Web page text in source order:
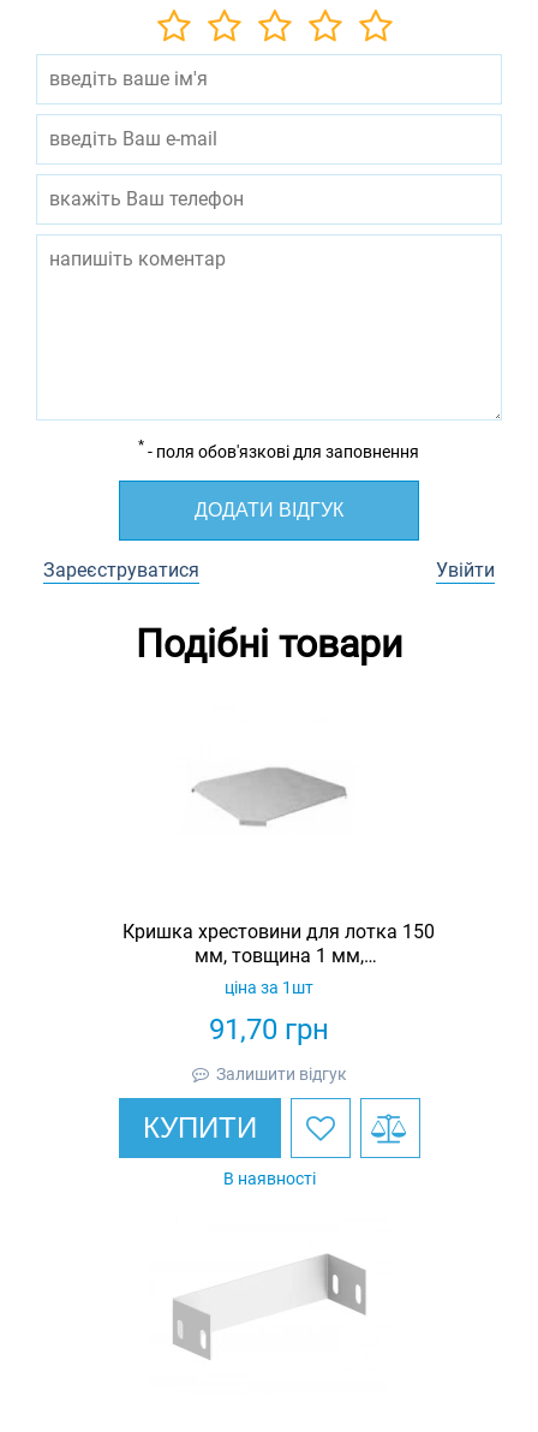
* - поля обов'язкові для заповнення
ДОДАТИ ВІДГУК
Зареєструватися Увійти
Подібні товари
Кришка хрестовини для лотка 150
мм, товщина 1 мм,
гарячеоцинкована, Eurotray
91,70 грн
ціна за 1шт
Залишити відгук
КУПИТИ
В наявності